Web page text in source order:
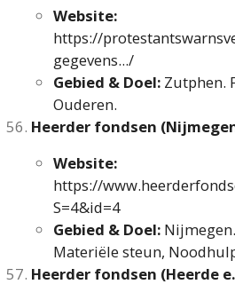
Website:
https://
gegevens.../
Gebied & Doel: Zutphen.
Ouderen.
Heerder fondsen
Website:
https://
S=4&id=4
Gebied & Doel:
Materiële steun,
Heerder fondsen (Heerde